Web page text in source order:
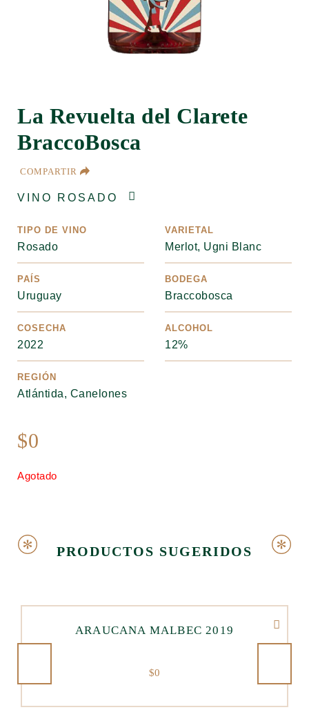
La Revuelta del Clarete
BraccoBosca
COMPARTIR
VINO ROSADO
TIPO DE VINO
Rosado
VARIETAL
Merlot, Ugni Blanc
PAÍS
Uruguay
BODEGA
Braccobosca
COSECHA
2022
ALCOHOL
12%
REGIÓN
Atlántida, Canelones
$0
Agotado
PRODUCTOS SUGERIDOS
ARAUCANA MALBEC 2019
$0